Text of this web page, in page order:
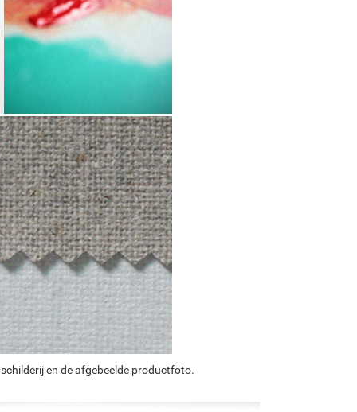
en de afgebeelde productfoto.